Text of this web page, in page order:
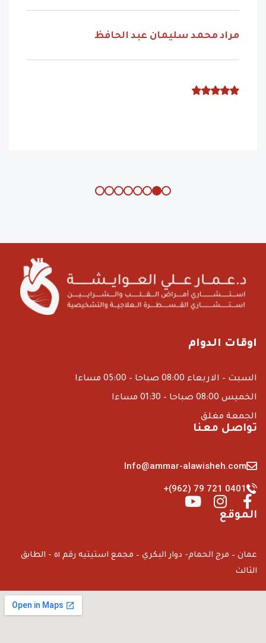
مراد محمد سليمان عبد الحافظ
اوقات الدوام
السبت – الاربعاء 08:00 صباحا – 05:00 مساءا
الخميس 08:00 صباحا – 01:30 مساءا
الجمعة مغلق
تواصل معنا
Info@ammar-alawisheh.com
+(962) 79 721 0401
الموقع
عمان – مرج الحمام- دوار البكري – مجمع استيتيه رقم ٥١ - الطابق
الثالث